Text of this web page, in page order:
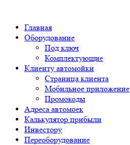
Главная
Оборудование
Под ключ
Комплектующие
Клиенту автомойки
Страница клиента
Мобильное приложение
Промокоды
Адреса автомоек
Калькулятор прибыли
Инвестору
Переоборудование